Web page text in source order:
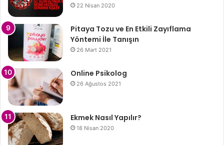
22 Nisan 2020
Pitaya Tozu ve En Etkili Zayıflama
Yöntemi İle Tanışın
26 Mart 2021
Online Psikolog
26 Ağustos 2021
Ekmek Nasıl Yapılır?
18 Nisan 2020